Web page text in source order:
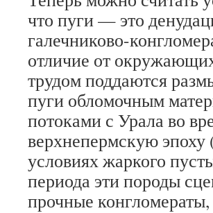
что пуги — это
галечниково-
отличие от
трудом поддаются
пуги обломочным
потоками с Урала во
верхнепермскую
условиях жаркого
периода эти породы
прочные